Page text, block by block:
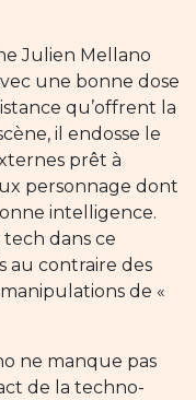
Julien Mellano
une bonne dose
qu’offrent la
il endosse le
prêt à
personnage dont
intelligence.
tech dans ce
au contraire des
de «
ne manque pas
de la techno-